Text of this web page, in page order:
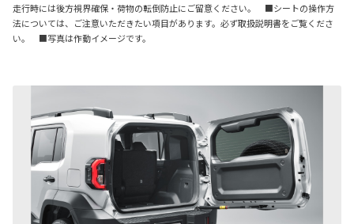
走行時には後方視界確保・荷物の転倒防止にご留意ください。 ■シートの操作方
法については、ご注意いただきたい項目があります。必ず取扱説明書をご覧くださ
い。 ■写真は作動イメージです。